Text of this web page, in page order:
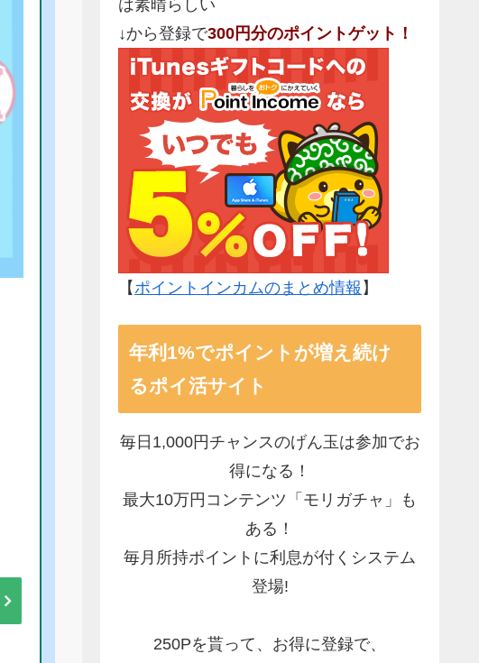
は素晴らしい
↓から登録で300円分のポイントゲット！
【 ポイントインカムのまとめ情報 】
年利1%でポイントが増え続け
るポイ活サイト
毎日1,000円チャンスのげん玉は参加でお
得になる！
最大10万円コンテンツ「モリガチャ」も
ある！
毎月所持ポイントに利息が付くシステム
登場!
250Pを貰って、お得に登録で、